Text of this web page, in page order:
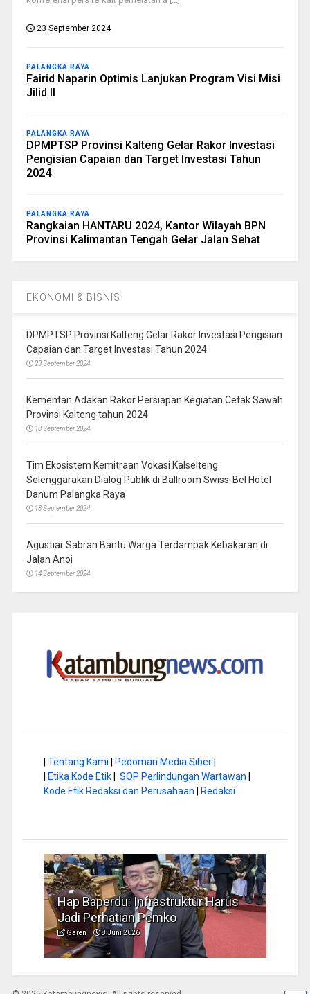
23 September 2024
PALANGKA RAYA
Fairid Naparin Optimis Lanjukan Program Visi Misi
Jilid II
PALANGKA RAYA
DPMPTSP Provinsi Kalteng Gelar Rakor Investasi
Pengisian Capaian dan Target Investasi Tahun
2024
PALANGKA RAYA
Rangkaian HANTARU 2024, Kantor Wilayah BPN
Provinsi Kalimantan Tengah Gelar Jalan Sehat
EKONOMI & BISNIS
DPMPTSP Provinsi Kalteng Gelar Rakor Investasi Pengisian
Capaian dan Target Investasi Tahun 2024
23 September 2024
Kementan Adakan Rakor Persiapan Kegiatan Cetak Sawah
Provinsi Kalteng tahun 2024
18 September 2024
Tim Ekosistem Kemitraan Vokasi Kalselteng
Selenggarakan Dialog Publik di Ballroom Swiss-Bel Hotel
Danum Palangka Raya
18 September 2024
Agustiar Sabran Bantu Warga Terdampak Kebakaran di
Jalan Anoi
14 September 2024
Tentang Kami Pedoman Media Siber|
Etika Kode Etik| SOP Perlindungan Wartawan
Kode Etik Redaksi dan Perusahaan
Redaksi
Musim Kemarau, DPRD Dorong
Pengelolaan Sampah yang Aman
Garen 6 Juni 2026